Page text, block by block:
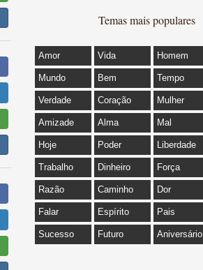
Temas mais populares
Amor Vida Homem
Mundo Bem Tempo
Verdade Coração Mulher
Amizade Alma Mal
Hoje Poder Liberdade
Trabalho Dinheiro Força
Razão Caminho Dor
Falar Espírito Pais
Sucesso Futuro Aniversário